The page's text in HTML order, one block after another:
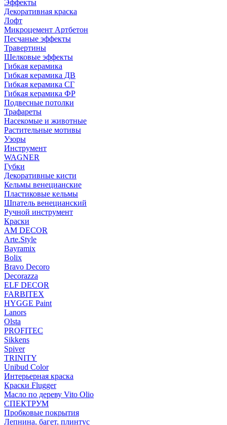
Эффекты
Декоративная краска
Лофт
Микроцемент Артбетон
Песчаные эффекты
Травертины
Шелковые эффекты
Гибкая керамика
Гибкая керамика ДВ
Гибкая керамика СГ
Гибкая керамика ФР
Подвесные потолки
Трафареты
Насекомые и животные
Растительные мотивы
Узоры
Инструмент
WAGNER
Губки
Декоративные кисти
Кельмы венецианские
Пластиковые кельмы
Шпатель венецианский
Ручной инструмент
Краски
AM DECOR
Arte.Style
Bayramix
Bolix
Bravo Decoro
Decorazza
ELF DECOR
FARBITEX
HYGGE Paint
Lanors
Olsta
PROFITEC
Sikkens
Spiver
TRINITY
Unibud Color
Интерьерная краска
Краски Flugger
Масло по дереву Vito Olio
СПЕКТРУМ
Пробковые покрытия
Лепнина, багет, плинтус